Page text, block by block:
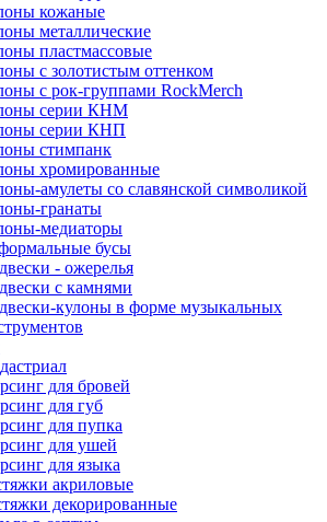
кожаные
металлические
пластмассовые
с золотистым оттенком
с рок-группами RockMerch
серии КНМ
серии КНП
стимпанк
хромированные
амулеты со славянской символикой
гранаты
медиаторы
бусы
- ожерелья
с камнями
кулоны в форме музыкальных
для бровей
для губ
для пупка
для ушей
для языка
акриловые
декорированные